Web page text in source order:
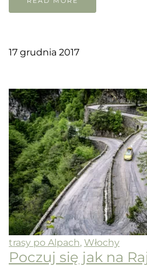
17 grudnia 2017
trasy po Alpach, Włochy
Poczuj się jak na